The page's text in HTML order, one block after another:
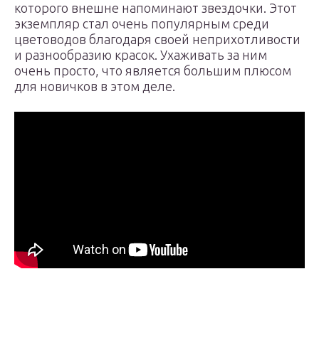
которого внешне напоминают звездочки. Этот
экземпляр стал очень популярным среди
цветоводов благодаря своей неприхотливости
и разнообразию красок. Ухаживать за ним
очень просто, что является большим плюсом
для новичков в этом деле.